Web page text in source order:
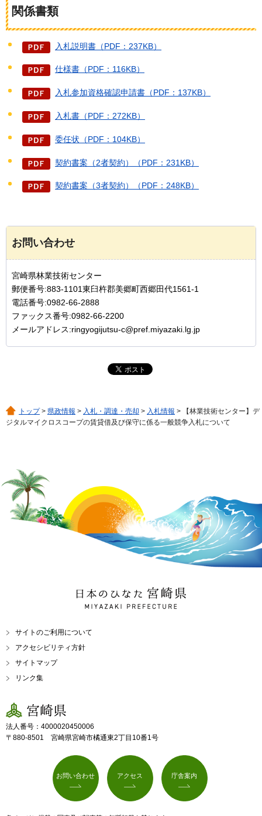
関係書類
入札説明書（PDF：237KB）
仕様書（PDF：116KB）
入札参加資格確認申請書（PDF：137KB）
入札書（PDF：272KB）
委任状（PDF：104KB）
契約書案（2者契約）（PDF：231KB）
契約書案（3者契約）（PDF：248KB）
お問い合わせ
宮崎県林業技術センター
郵便番号:883-1101東臼杵郡美郷町西郷田代1561-1
電話番号:0982-66-2888
ファックス番号:0982-66-2200
メールアドレス:ringyogijutsu-c@pref.miyazaki.lg.jp
トップ> 県政情報 > 入札・調達・売却 > 入札情報 > 【林業技術センター】デ
ジタルマイクロスコープの賃貸借及び保守に係る一般競争入札について
日本のひなた 宮崎県
MIYAZAKI PREFECTURE
サイトのご利用について
アクセシビリティ方針
サイトマップ
リンク集
宮崎県
法人番号：4000020450006
〒880-8501 宮崎県宮崎市橘通東2丁目10番1号
お問い合わせ アクセス 庁舎案内